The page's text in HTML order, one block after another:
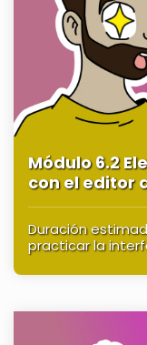
Módulo 6.2
con el editor
Duración
practicar la